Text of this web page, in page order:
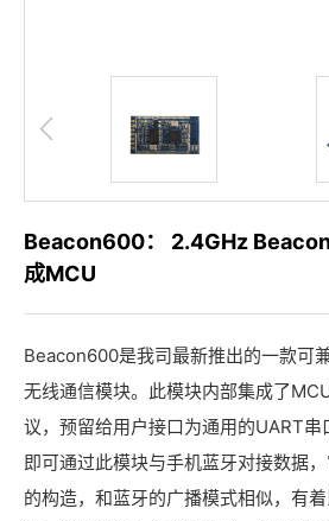
Beacon600： 2.4GHz
成MCU
Beacon600是我司最新推出的一款可
无线通信模块。此模块内部集成了
议，预留给用户接口为通用的UART
即可通过此模块与手机蓝牙对接数据
的构造，和蓝牙的广播模式相似，有